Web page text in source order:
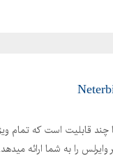
و یک روتر وایرلس را به شما